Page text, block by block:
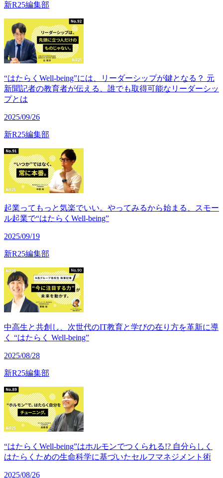
新R25編集部
“はたらくWell-being”には、リーダーシップが鍵となる？ 元
新聞記者の教育者が伝える、誰でも取得可能なリーダーシッ
プとは
2025/09/26
新R25編集部
起業ってもっと気楽でいい。やってみるから始まる、スモー
ル起業で“はたらくWell-being”
2025/09/19
新R25編集部
中高生と共創し、次世代のIT教育と学びの在り方を革新に導
く “はたらく Well-being”
2025/08/28
新R25編集部
“はたらくWell-being”はホルモンでつくられる!? 自分らしく
はたらくための生命科学に基づいたセルフマネジメント術
2025/08/26